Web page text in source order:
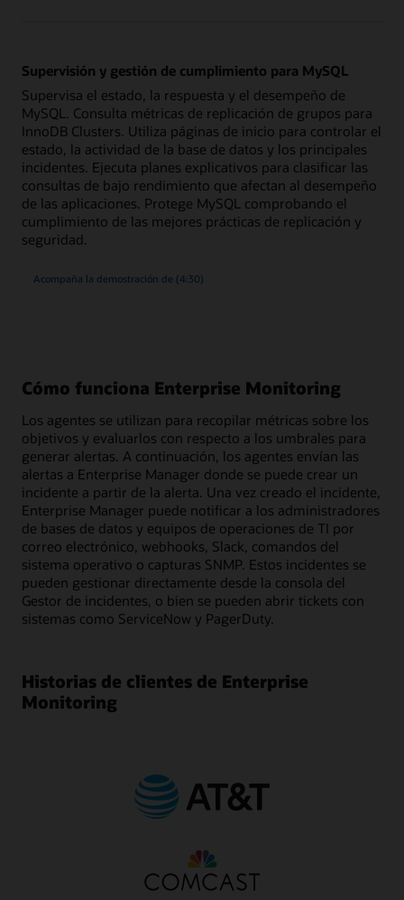
más
500
métricas
Supervisión y gestión de cumplimiento para MySQL
Supervisa el estado, la respuesta y el desempeño de
MySQL. Consulta métricas de replicación de grupos para
InnoDB Clusters. Utiliza páginas de inicio para controlar el
estado, la actividad de la base de datos y los principales
incidentes. Ejecuta planes explicativos para clasificar las
consultas de bajo rendimiento que afectan al desempeño
de las aplicaciones. Protege MySQL comprobando el
cumplimiento de las mejores prácticas de replicación y
seguridad.
Acompaña la demostración de (4:30)
Cómo funciona Enterprise Monitoring
Los agentes se utilizan para recopilar métricas sobre los
objetivos y evaluarlos con respecto a los umbrales para
generar alertas. A continuación, los agentes envían las
alertas a Enterprise Manager donde se puede crear un
incidente a partir de la alerta. Una vez creado el incidente,
Enterprise Manager puede notificar a los administradores
de bases de datos y equipos de operaciones de TI por
correo electrónico, webhooks, Slack, comandos del
sistema operativo o capturas SNMP. Estos incidentes se
pueden gestionar directamente desde la consola del
Gestor de incidentes, o bien se pueden abrir tickets con
sistemas como ServiceNow y PagerDuty.
Historias de clientes de Enterprise
Monitoring